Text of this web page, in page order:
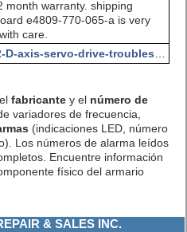
month warranty. shipping
e4809-770-065-a is very
care.
fabricantey el número de
variadores de frecuencia,
(indicaciones LED, número
Los números de alarma leídos
Encuentre información
físico del armario
& SALES INC.